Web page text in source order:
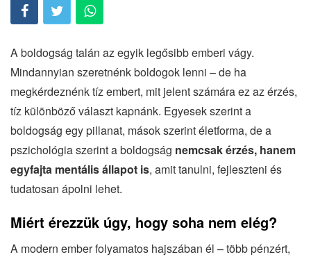
A boldogság talán az egyik legősibb emberi vágy.
Mindannyian szeretnénk boldogok lenni – de ha
megkérdeznénk tíz embert, mit jelent számára ez az érzés,
tíz különböző választ kapnánk. Egyesek szerint a
boldogság egy pillanat, mások szerint életforma, de a
pszichológia szerint a boldogság nemcsak érzés, hanem
egyfajta mentális állapot is, amit tanulni, fejleszteni és
tudatosan ápolni lehet.
Miért érezzük úgy, hogy soha nem elég?
A modern ember folyamatos hajszában él – több pénzért,